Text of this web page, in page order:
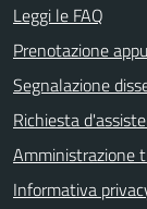
Leggi le FAQ
Prenotazione
Segnalazione
Richiesta
Amministrazione
Informativa